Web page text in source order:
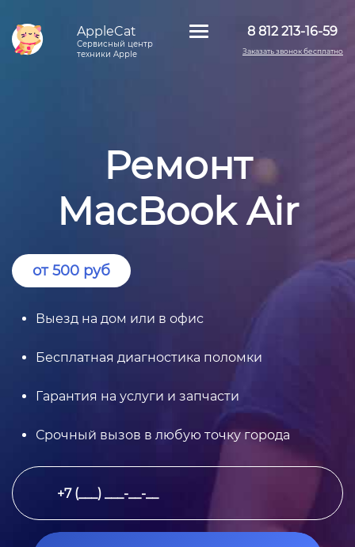
AppleCat
Сервисный центр
техники Apple
8 812 213-16-59
Заказать звонок бесплатно
Ремонт
MacBook Air
от 500 руб
Выезд на дом или в офис
Бесплатная диагностика поломки
Гарантия на услуги и запчасти
Срочный вызов в любую точку города